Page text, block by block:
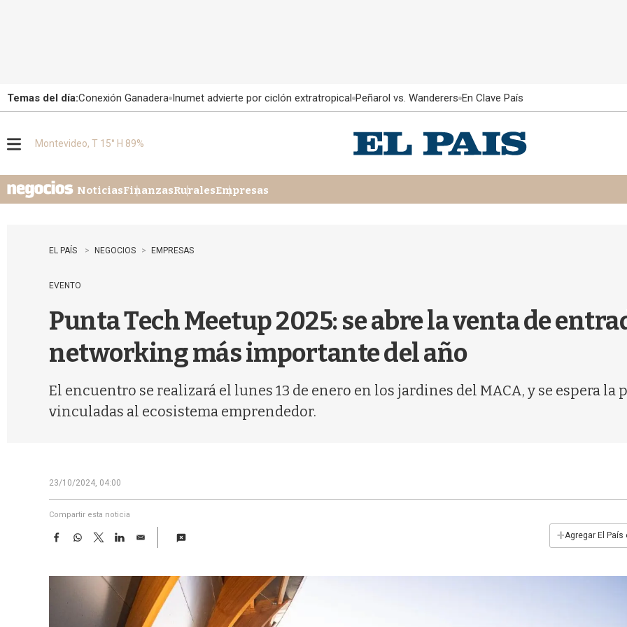
Temas del día:Conexión Ganadera Inumet advierte por ciclón extratropical Peñarol vs. Wanderers En Clave País
u
Montevideo, T 15° H 89%
NoticiasFinanzasRuralesEmpresas
EL PAÍS NEGOCIOS EMPRESAS
EVENTO
Punta Tech Meetup 2025: se abre la venta de
networking más importante del año
El encuentro se realizará el lunes 13 de enero en los jardines del MACA, y se espera la
vinculadas al ecosistema emprendedor.
23/10/2024, 04:00
Compartir esta noticia
F
e
W
t
p
T
w
t
e
r
L
k
e
d
E
i
+Agregar El País